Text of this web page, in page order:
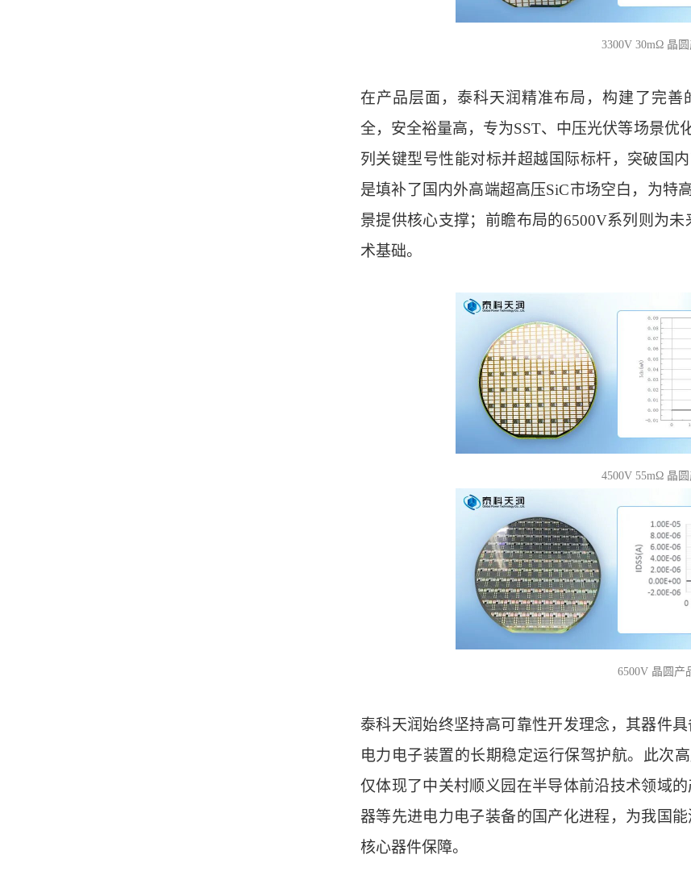
3300V 30mΩ 晶
在产品层面，泰科天润精准布局，构建了完善
全，安全裕量高，专为SST、中压光伏等场景优
列关键型号性能对标并超越国际标杆，突破国
是填补了国内外高端超高压SiC市场空白，为特
景提供核心支撑；前瞻布局的6500V系列则为
术基础。
4500V 55mΩ 晶
6500V 晶圆产
泰科天润始终坚持高可靠性开发理念，其器件
电力电子装置的长期稳定运行保驾护航。此次
仅体现了中关村顺义园在半导体前沿技术领域
器等先进电力电子装备的国产化进程，为我国
核心器件保障。